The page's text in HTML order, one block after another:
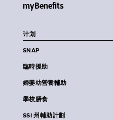
myBenefits
计划
SNAP
臨時援助
婦嬰幼營養輔助
學校膳食
SSI 州輔助計劃